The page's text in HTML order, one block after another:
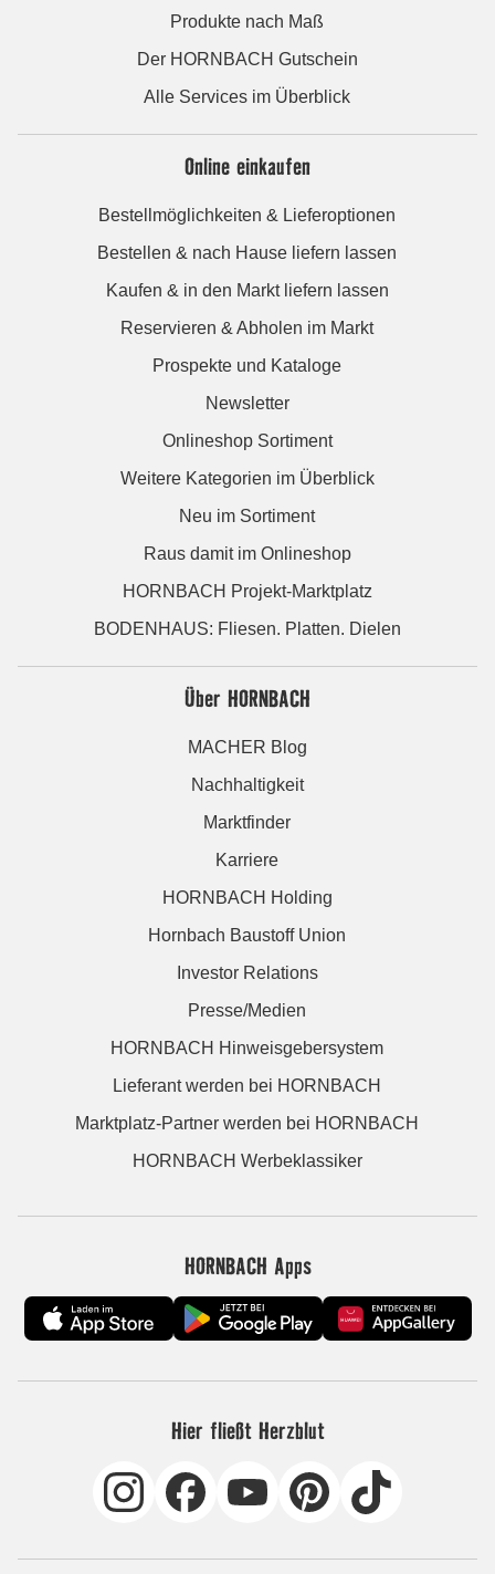
Produkte nach Maß
Der HORNBACH Gutschein
Alle Services im Überblick
Online einkaufen
Bestellmöglichkeiten & Lieferoptionen
Bestellen & nach Hause liefern lassen
Kaufen & in den Markt liefern lassen
Reservieren & Abholen im Markt
Prospekte und Kataloge
Newsletter
Onlineshop Sortiment
Weitere Kategorien im Überblick
Neu im Sortiment
Raus damit im Onlineshop
HORNBACH Projekt-Marktplatz
BODENHAUS: Fliesen. Platten. Dielen
Über HORNBACH
MACHER Blog
Nachhaltigkeit
Marktfinder
Karriere
HORNBACH Holding
Hornbach Baustoff Union
Investor Relations
Presse/Medien
HORNBACH Hinweisgebersystem
Lieferant werden bei HORNBACH
Marktplatz-Partner werden bei HORNBACH
HORNBACH Werbeklassiker
HORNBACH Apps
Hier fließt Herzblut